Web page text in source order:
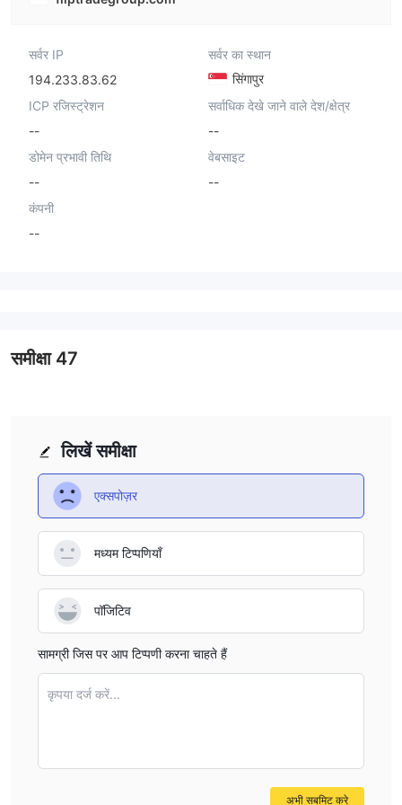
सर्वर IP
194.233.83.62
सर्वर का स्थान
सिंगापुर
ICP रजिस्ट्रेशन
--
सर्वाधिक देखे जाने वाले देश/क्षेत्र
--
डोमेन प्रभावी तिथि
--
वेबसाइट
--
कंपनी
--
लिखें समीक्षा
एक्सपोज़र
मध्यम टिप्पणियाँ
पॉजिटिव
सामग्री जिस पर आप टिप्पणी करना चाहते हैं
कृपया दर्ज करें...
अभी सबमिट करे
समीक्षा47